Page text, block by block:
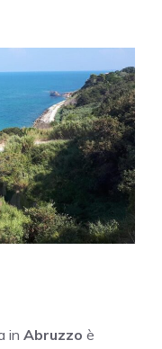
in Abruzzo è